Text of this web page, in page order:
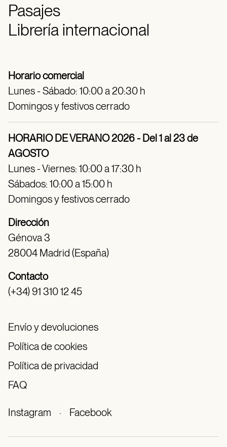
Pasajes
Librería internacional
Horario comercial
Lunes - Sábado: 10:00 a 20:30 h
Domingos y festivos cerrado
HORARIO DE VERANO 2026 - Del 1 al 23 de
AGOSTO
Lunes - Viernes: 10:00 a 17:30 h
Sábados: 10:00 a 15:00 h
Domingos y festivos cerrado
Dirección
Génova 3
28004 Madrid (España)
Contacto
(+34) 91 310 12 45
Envío y devoluciones
Política de cookies
Política de privacidad
FAQ
Instagram · Facebook